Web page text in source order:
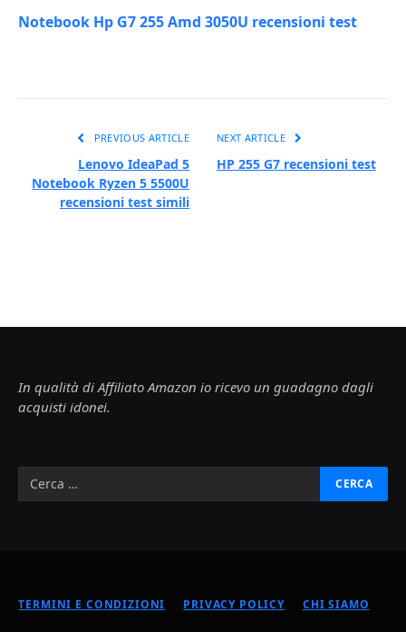
Notebook Hp G7 255 Amd 3050U recensioni test
PREVIOUS ARTICLE
Lenovo IdeaPad 5
Notebook Ryzen 5 5500U
recensioni test simili
NEXT ARTICLE
HP 255 G7 recensioni test
In qualità di Affiliato Amazon io ricevo un guadagno dagli
acquisti idonei.
TERMINI E CONDIZIONI PRIVACY POLICY CHI SIAMO